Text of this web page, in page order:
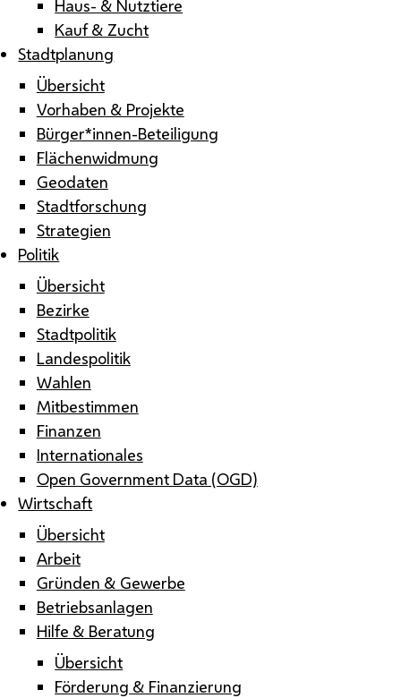
Haus- & Nutztiere
Kauf & Zucht
Stadtplanung
Übersicht
Vorhaben & Projekte
Bürger*innen-Beteiligung
Flächenwidmung
Geodaten
Stadtforschung
Strategien
Politik
Übersicht
Bezirke
Stadtpolitik
Landespolitik
Wahlen
Mitbestimmen
Finanzen
Internationales
Open Government Data (OGD)
Wirtschaft
Übersicht
Arbeit
Gründen & Gewerbe
Betriebsanlagen
Hilfe & Beratung
Übersicht
Förderung & Finanzierung